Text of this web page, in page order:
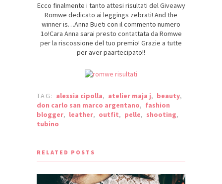
Ecco finalmente i tanto attesi risultati del Giveawy
Romwe dedicato ai leggings zebrati! And the
winner is…Anna Bueti con il commento numero
1o!Cara Anna sarai presto contattata da Romwe
per la riscossione del tuo premio! Grazie a tutte
per aver paartecipato!!
TAG: alessia cipolla, atelier maja j, beauty,
don carlo san marco argentano, fashion
blogger, leather, outfit, pelle, shooting,
tubino
RELATED POSTS